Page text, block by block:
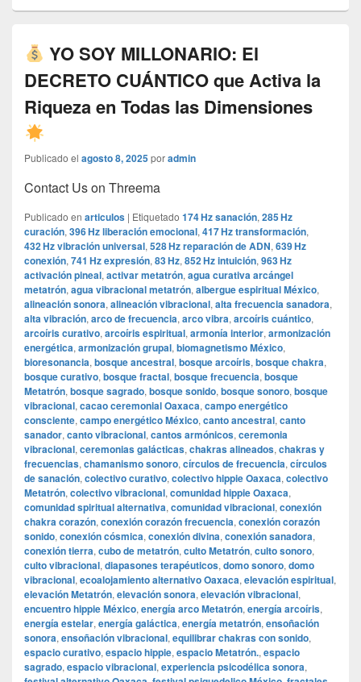
YO SOY MILLONARIO: El
DECRETO CUÁNTICO que Activa la
Riqueza en Todas las Dimensiones
Publicado el agosto 8, 2025poradmin
Contact Us on Threema
Publicado en articulos | Etiquetado 174 Hz sanación, 285 Hz
curación, 396 Hz liberación emocional, 417 Hz transformación,
432 Hz vibración universal, 528 Hz reparación de ADN, 639 Hz
conexión, 741 Hz expresión, 83 Hz, 852 Hz intuición, 963 Hz
activación pineal, activar metatrón, agua curativa arcángel
metatrón, agua vibracional metatrón, albergue espiritual México,
alineación sonora, alineación vibracional, alta frecuencia sanadora,
alta vibración, arco de frecuencia, arco vibra, arcoíris cuántico,
arcoíris curativo, arcoíris espiritual, armonía interior, armonización
energética, armonización grupal, biomagnetismo México,
bioresonancia, bosque ancestral, bosque arcoíris, bosque chakra,
bosque curativo, bosque fractal, bosque frecuencia, bosque
Metatrón, bosque sagrado, bosque sonido, bosque sonoro, bosque
vibracional, cacao ceremonial Oaxaca, campo energético
consciente, campo energético México, canto ancestral, canto
sanador, canto vibracional, cantos armónicos, ceremonia
vibracional, ceremonias galácticas, chakras alineados, chakras y
frecuencias, chamanismo sonoro, círculos de frecuencia, círculos
de sanación, colectivo curativo, colectivo hippie Oaxaca, colectivo
Metatrón, colectivo vibracional, comunidad hippie Oaxaca,
comunidad spiritual alternativa, comunidad vibracional, conexión
chakra corazón, conexión corazón frecuencia, conexión corazón
sonido, conexión cósmica, conexión divina, conexión sanadora,
conexión tierra, cubo de metatrón, culto Metatrón, culto sonoro,
culto vibracional, diapasones terapéuticos, domo sonoro, domo
vibracional, ecoalojamiento alternativo Oaxaca, elevación espiritual,
elevación Metatrón, elevación sonora, elevación vibracional,
encuentro hippie México, energía arco Metatrón, energía arcoíris,
energía estelar, energía galáctica, energía metatrón, ensoñación
sonora, ensoñación vibracional, equilibrar chakras con sonido,
espacio curativo, espacio hippie, espacio Metatrón., espacio
sagrado, espacio vibracional, experiencia psicodélica sonora,